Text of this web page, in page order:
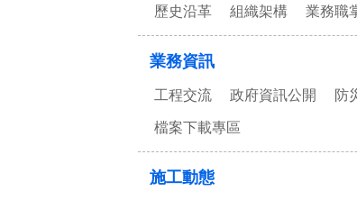
歷史沿革 組織架構 業務職
業務資訊
工程交流 政府資訊公開 防
檔案下載專區
施工動態